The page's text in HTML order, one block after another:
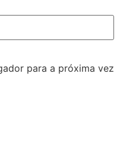
para a próxima vez